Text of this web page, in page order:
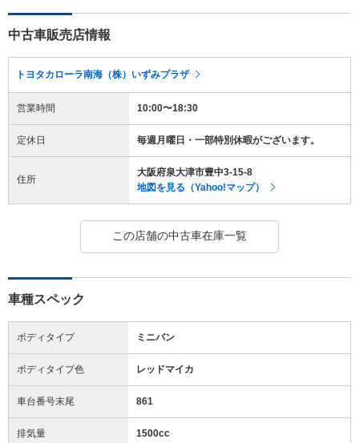
中古車販売店情報
トヨタカローラ南海（株）いずみプラザ
営業時間 10:00〜18:30
定休日 毎週月曜日・一部特別休暇がございます。
住所
大阪府泉大津市豊中3-15-8
地図を見る（Yahoo!マップ）
この店舗の中古車在庫一覧
車種スペック
ボディタイプ ミニバン
ボディタイプ色 レッドマイカ
車台番号末尾 861
排気量 1500cc